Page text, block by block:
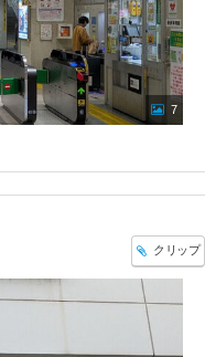
7
クリップ